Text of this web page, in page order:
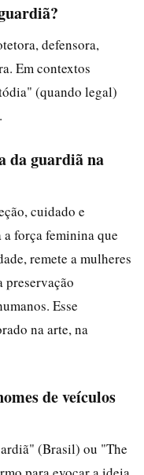
defensora,
Em contextos
(quando legal)
da guardiã na
cuidado e
força feminina que
remete a mulheres
preservação
Esse
na arte, na
de veículos
(Brasil) ou "The